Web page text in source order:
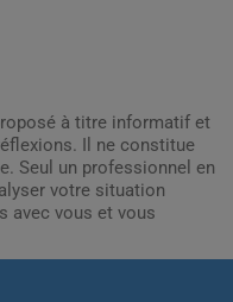
à titre informatif et
Il ne constitue
Seul un professionnel en
votre situation
avec vous et vous